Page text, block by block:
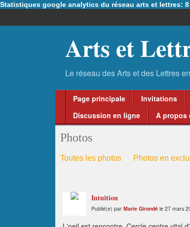
Statistiques google analytics du réseau arts et lettres:
Arts et
Page principale Invitations
Discussion en ligne
A propos
Photos
Toutes les photos Photos en
Intuition
Publié(e) par Marie Girondé le 27 mars